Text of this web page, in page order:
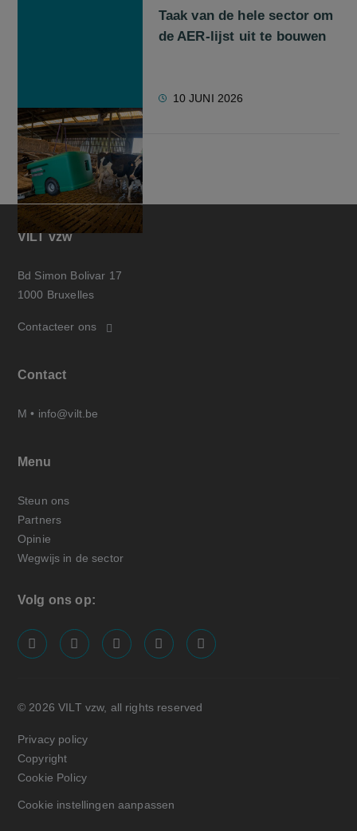
Taak van de hele sector om
de AER-lijst uit te bouwen
10 JUNI 2026
VILT vzw
Bd Simon Bolivar 17
1000 Bruxelles
Contacteer ons
Contact
M • info@vilt.be
Menu
Steun ons
Partners
Opinie
Wegwijs in de sector
Volg ons op:
screenreader.visit us on our facebook page: https://
screenreader.visit us on our linkedin page:
screenreader.visit us on our
screenreader.visit us on our x
screenreader.visit us on
© 2026 VILT vzw, all rights reserved
Privacy policy
Copyright
Cookie Policy
Cookie instellingen aanpassen